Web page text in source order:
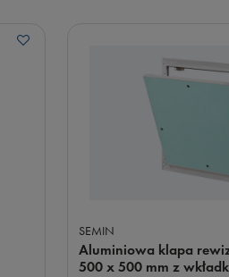
SEMIN
Aluminiowa klapa
500 x 500 mm z